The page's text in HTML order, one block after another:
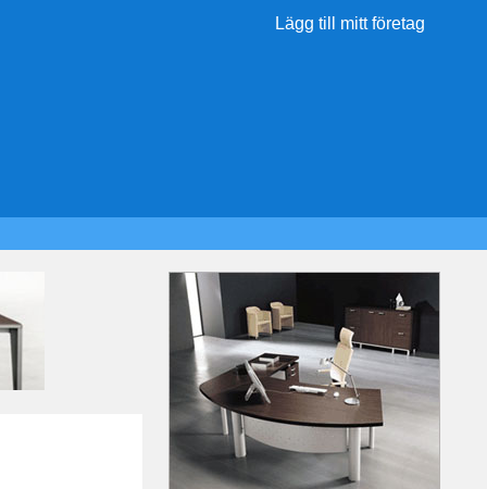
Lägg till mitt företag